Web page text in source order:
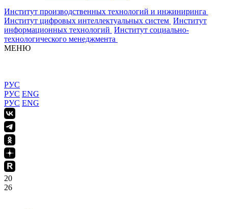
Институт производственных технологий и инжиниринга
Институт цифровых интеллектуальных систем Институт
информационных технологий Институт социально-
технологического менеджмента
МЕНЮ
РУС
РУС ENG
РУС ENG
20
26